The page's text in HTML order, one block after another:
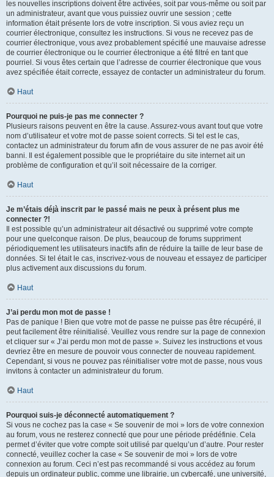
les nouvelles inscriptions doivent être activées, soit par vous-même ou soit par
un administrateur, avant que vous puissiez ouvrir une session ; cette
information était présente lors de votre inscription. Si vous aviez reçu un
courrier électronique, consultez les instructions. Si vous ne recevez pas de
courrier électronique, vous avez probablement spécifié une mauvaise adresse
de courrier électronique ou le courrier électronique a été filtré en tant que
pourriel. Si vous êtes certain que l’adresse de courrier électronique que vous
avez spécifiée était correcte, essayez de contacter un administrateur du forum.
Haut
Pourquoi ne puis-je pas me connecter ?
Plusieurs raisons peuvent en être la cause. Assurez-vous avant tout que votre
nom d’utilisateur et votre mot de passe soient corrects. Si tel est le cas,
contactez un administrateur du forum afin de vous assurer de ne pas avoir été
banni. Il est également possible que le propriétaire du site internet ait un
problème de configuration et qu’il soit nécessaire de la corriger.
Haut
Je m’étais déjà inscrit par le passé mais ne peux à présent plus me
connecter ?!
Il est possible qu’un administrateur ait désactivé ou supprimé votre compte
pour une quelconque raison. De plus, beaucoup de forums suppriment
périodiquement les utilisateurs inactifs afin de réduire la taille de leur base de
données. Si tel était le cas, inscrivez-vous de nouveau et essayez de participer
plus activement aux discussions du forum.
Haut
J’ai perdu mon mot de passe !
Pas de panique ! Bien que votre mot de passe ne puisse pas être récupéré, il
peut facilement être réinitialisé. Veuillez vous rendre sur la page de connexion
et cliquer sur « J’ai perdu mon mot de passe ». Suivez les instructions et vous
devriez être en mesure de pouvoir vous connecter de nouveau rapidement.
Cependant, si vous ne pouvez pas réinitialiser votre mot de passe, nous vous
invitons à contacter un administrateur du forum.
Haut
Pourquoi suis-je déconnecté automatiquement ?
Si vous ne cochez pas la case « Se souvenir de moi » lors de votre connexion
au forum, vous ne resterez connecté que pour une période prédéfinie. Cela
permet d’éviter que votre compte soit utilisé par quelqu’un d’autre. Pour rester
connecté, veuillez cocher la case « Se souvenir de moi » lors de votre
connexion au forum. Ceci n’est pas recommandé si vous accédez au forum
depuis un ordinateur public, comme une librairie, un cybercafé, une université,